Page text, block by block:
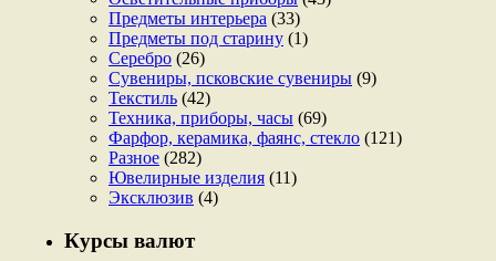
Предметы интерьера (33)
Предметы под старину (1)
Серебро (26)
Сувениры, псковские сувениры (9)
Текстиль (42)
Техника, приборы, часы (69)
Фарфор, керамика, фаянс, стекло (121)
Разное (282)
Ювелирные изделия (11)
Эксклюзив (4)
Курсы валют